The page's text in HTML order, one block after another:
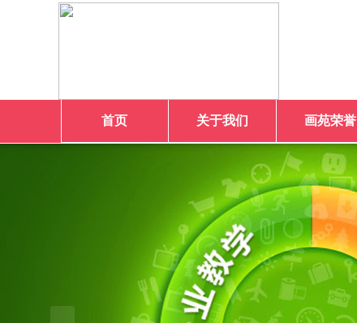
首页 关于我们 画苑荣誉